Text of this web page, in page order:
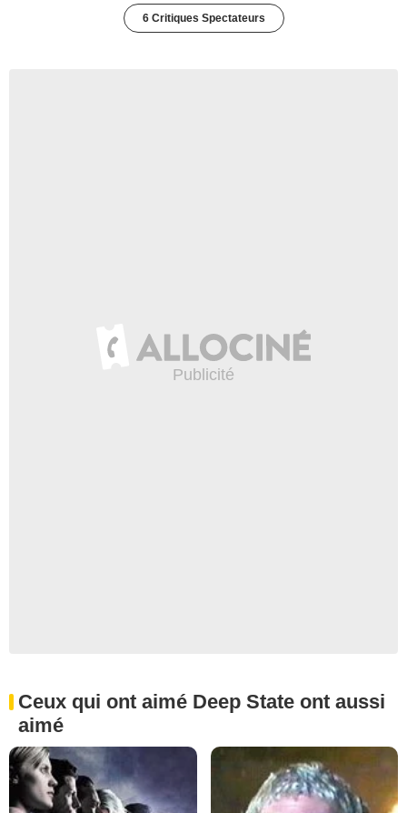
6 Critiques Spectateurs
Ceux qui ont aimé Deep State ont aussi
aimé